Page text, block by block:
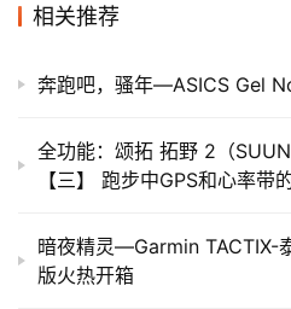
相关推荐
奔跑吧，骚年—ASICS Gel
全功能：颂拓 拓野 2（
【三】 跑步中GPS和心率带
暗夜精灵—Garmin TACTIX-
版火热开箱